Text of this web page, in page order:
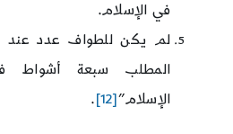
في الإسلام.
لم يكن للطواف عدد
المطلب سبعة أشواط
الإسلام” [12]
.